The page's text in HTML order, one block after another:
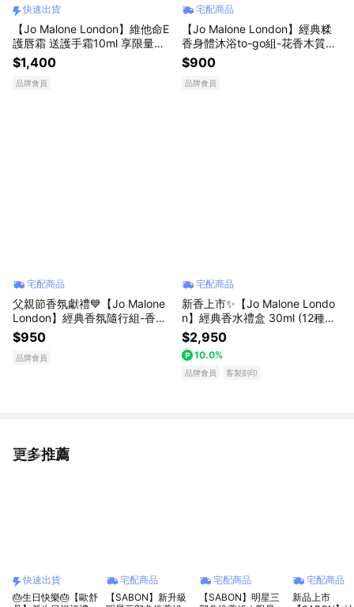
快速出貨
【Jo Malone London】維他命E
護唇霜 送護手霜10ml 享限量禮
盒 | 快速出貨💗 送給女生 | LINE
禮物獨家 | 護唇膏 潤唇膏 生日
禮物
$1,400
品牌會員
宅配商品
【Jo Malone London】經典糅
香身體沐浴to-go組-花香木質調
| LINE禮物獨家
$900
品牌會員
宅配商品
父親節香氛獻禮💙【Jo Malone
London】經典香氛隨行組-香水
9ML | LINE禮物獨家 | 收禮者自
選香調 | 送男生 | 送女生 | 生日
禮物
$950
品牌會員
宅配商品
新香上市✨【Jo Malone Londo
n】經典香水禮盒 30ml (12種香
味) | 收禮者自選香調 | 享客製刻
印 | 香水生日禮物推薦 送女友
送男友
$2,950
10.0%
品牌會員 客製刻印
更多推薦
看更多
快速出貨
🎂生日快樂🎂【歐舒
宅配商品
【SABON】新升級
宅配商品
【SABON】明星三
宅配商品
新品上市